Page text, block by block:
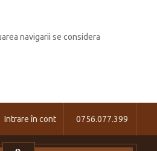
navigarii se considera
0756.077.399
Intrare în cont